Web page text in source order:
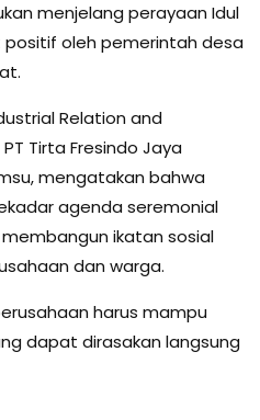
menjelang perayaan Idul
positif oleh pemerintah desa
Relation and
Tirta Fresindo Jaya
mengatakan bahwa
agenda seremonial
ikatan sosial
dan warga.
harus mampu
dapat dirasakan langsung